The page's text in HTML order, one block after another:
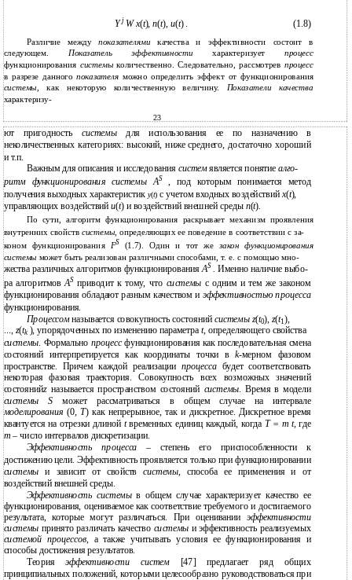
Yj W x(t),n(t), u(t) . (1.8)
Различие междупоказателямикачества и эффективности состоит в
следующем. Показатель эффективностихарактеризуетпроцесс
функционирования системыколичественно. Следовательно, рассмотревпроцесс
в разрезе данногопоказателя можно определить эффект от функционирования
системы, как некоторую количественную величину. Показатели качества
характеризу-
23
ют пригодностьсистемыдля использования ее по назначению в
неколичественных категориях: высокий, ниже среднего, достаточно хороший
и т.п.
Важным для описания и исследования системявляется понятиеалго-
ритм функционирования системы AS , под которым понимается метод
получения выходных характеристик y(t) с учетом входных воздействийx(t),
управляющих воздействийu(t) и воздействий внешней среды n(t).
По сути, алгоритм функционирования раскрывает механизм проявления
внутренних свойствсистемы, определяющих ее поведение в соответствии с за-
коном функционирования FS (1.7). Один и тот жезакон функционирования
системы может быть реализован различными способами, т. е. с помощью мно-
жества различных алгоритмов функционированияAS .Именно наличие выбо-
ра алгоритмовAS приводит к тому, что системы с одним и тем же законом
функционирования обладают разным качеством и эффективностью процесса
функционирования.
Процессомназывается совокупность состоянийсистемы z(t0),z(t1),
..., z(tk ), упорядоченных по изменению параметра t,определяющего свойства
системы. Формально процессфункционирования как последовательная смена
состояний интерпретируется как координаты точки вk-мерном фазовом
пространстве. Причем каждой реализации процесса будет соответствовать
некоторая фазовая траектория. Совокупность всех возможных значений
состоянийz называется пространством состояний системы. Время в модели
системы Sможет рассматриваться в общем случае на интервале
моделирования (0,T) как непрерывное, так и дискретное. Дискретное время
квантуется на отрезки длиной tвременных единиц каждый, когда Т = m t,где
m– число интервалов дискретизации.
Эффективность процесса– степень его приспособленности к
достижению цели. Эффективность проявляется только при функционировании
системыи зависит от свойствсистемы, способа ее применения и от
воздействий внешней среды.
Эффективность системыв общем случае характеризует качество ее
функционирования, оцениваемое как соответствие требуемого и достигаемого
результата, которые могут различаться. При оценивании эффективности
системы принято различать качество системы и эффективность реализуемых
системой процессов, а также учитывать условия ее функционирования и
способы достижения результатов.
Теорияэффективности систем
[47] предлагает ряд общих
принципиальных положений, которыми целесообразно руководствоваться при